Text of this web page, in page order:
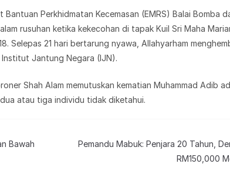
Perkhidmatan Kecemasan (EMRS) Balai Bomba
rusuhan ketika kekecohan di tapak Kuil Sri Maha
Selepas 21 hari bertarung nyawa, Allahyarham
Jantung Negara (IJN).
Shah Alam memutuskan kematian Muhammad Adib
atau tiga individu tidak diketahui.
Bawah
Pemandu Mabuk: Penjara 20 Tahun,
RM150,000